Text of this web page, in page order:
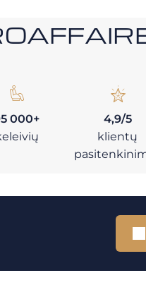
000+
4,9/5
klientų